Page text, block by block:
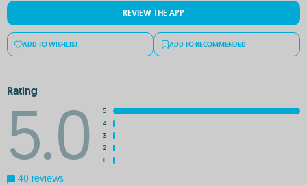
REVIEW THE APP
ADD TO WISHLIST ADD TO RECOMMENDED
Rating
5.0
5
4
3
2
1
40 reviews